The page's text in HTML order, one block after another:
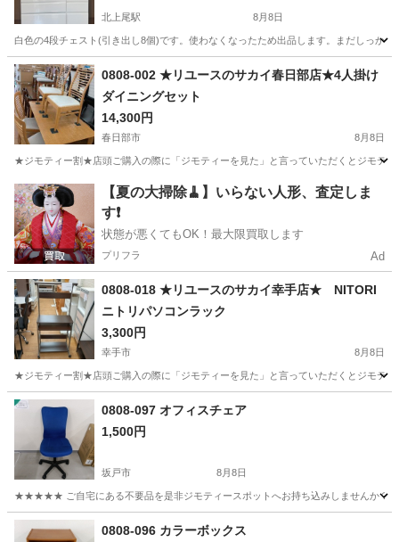
北上尾駅 8月8日
白色の4段チェスト(引き出し8個)です。使わなくなったため出品します。まだしっか
埼玉 上尾市 収納家具
0808-002 ★リユースのサカイ春日部店★4人掛け
ダイニングセット
14,300円
春日部市 8月8日
★ジモティー割★店頭ご購入の際に「ジモティーを見た」と言っていただくとジモテ
埼玉 春日部市 ダイニングセット サカイ
【夏の大掃除🧹】いらない人形、査定しま
す❗️
状態が悪くてもOK！最大限買取します
プリフラ Ad
0808-018 ★リユースのサカイ幸手店★ NITORI
ニトリパソコンラック
3,300円
幸手市 8月8日
★ジモティー割★店頭ご購入の際に「ジモティーを見た」と言っていただくとジモテ
埼玉 幸手市
0808-097 オフィスチェア
1,500円
坂戸市 8月8日
★★★★★ ご自宅にある不要品を是非ジモティースポットへお持ち込みしませんか？
埼玉 坂戸市 スポット
0808-096 カラーボックス